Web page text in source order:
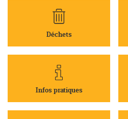
Déchets
Infos pratiques